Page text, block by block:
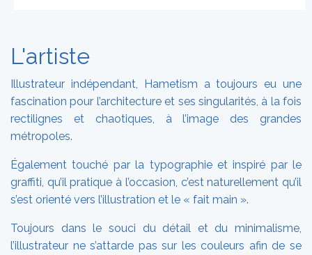
L'artiste
Illustrateur indépendant, Hametism a toujours eu une
fascination pour l’architecture et ses singularités, à la fois
rectilignes et chaotiques, à l’image des grandes
métropoles.
Également touché par la typographie et inspiré par le
graffiti, qu’il pratique à l’occasion, c’est naturellement qu’il
s’est orienté vers l’illustration et le « fait main ».
Toujours dans le souci du détail et du minimalisme,
l’illustrateur ne s’attarde pas sur les couleurs afin de se